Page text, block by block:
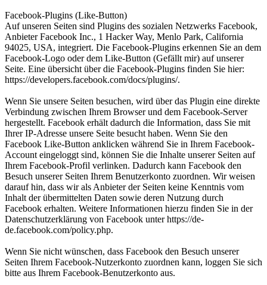
Facebook-Plugins (Like-Button)
Auf unseren Seiten sind Plugins des sozialen Netzwerks Facebook,
Anbieter Facebook Inc., 1 Hacker Way, Menlo Park, California
94025, USA, integriert. Die Facebook-Plugins erkennen Sie an dem
Facebook-Logo oder dem Like-Button (Gefällt mir) auf unserer
Seite. Eine übersicht über die Facebook-Plugins finden Sie hier:
https://developers.facebook.com/docs/plugins/.
Wenn Sie unsere Seiten besuchen, wird über das Plugin eine direkte
Verbindung zwischen Ihrem Browser und dem Facebook-Server
hergestellt. Facebook erhält dadurch die Information, dass Sie mit
Ihrer IP-Adresse unsere Seite besucht haben. Wenn Sie den
Facebook Like-Button anklicken während Sie in Ihrem Facebook-
Account eingeloggt sind, können Sie die Inhalte unserer Seiten auf
Ihrem Facebook-Profil verlinken. Dadurch kann Facebook den
Besuch unserer Seiten Ihrem Benutzerkonto zuordnen. Wir weisen
darauf hin, dass wir als Anbieter der Seiten keine Kenntnis vom
Inhalt der übermittelten Daten sowie deren Nutzung durch
Facebook erhalten. Weitere Informationen hierzu finden Sie in der
Datenschutzerklärung von Facebook unter https://de-
de.facebook.com/policy.php.
Wenn Sie nicht wünschen, dass Facebook den Besuch unserer
Seiten Ihrem Facebook-Nutzerkonto zuordnen kann, loggen Sie sich
bitte aus Ihrem Facebook-Benutzerkonto aus.